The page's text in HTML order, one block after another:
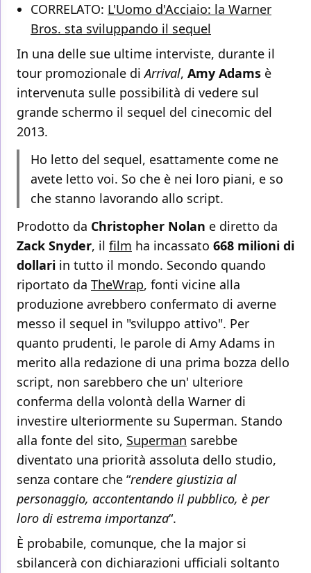
CORRELATO: L'Uomo d'Acciaio: la Warner
Bros. sta sviluppando il sequel
In una delle sue ultime interviste, durante il
tour promozionale diArrival, Amy Adams è
intervenuta sulle possibilità di vedere sul
grande schermo il sequel del cinecomic del
2013.
Ho letto del sequel, esattamente come ne
avete letto voi. So che è nei loro piani, e so
che stanno lavorando allo script.
Prodotto da Christopher Nolan e diretto da
Zack Snyder, il film ha incassato 668 milioni di
dollari in tutto il mondo. Secondo quando
riportato da TheWrap, fonti vicine alla
produzione avrebbero confermato di averne
messo il sequel in "sviluppo attivo". Per
quanto prudenti, le parole di Amy Adams in
merito alla redazione di una prima bozza dello
script, non sarebbero che un' ulteriore
conferma della volontà della Warner di
investire ulteriormente su Superman. Stando
alla fonte del sito, Superman sarebbe
diventato una priorità assoluta dello studio,
senza contare che “rendere giustizia al
personaggio, accontentando il pubblico, è per
loro di estrema importanza“.
È probabile, comunque, che la major si
sbilancerà con dichiarazioni ufficiali soltanto